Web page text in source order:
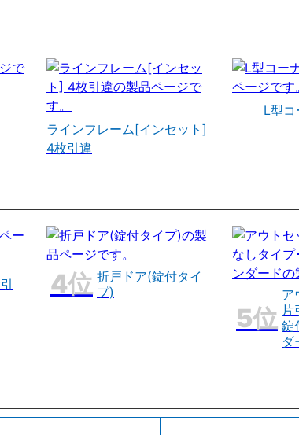
ラインフレーム[インセット]
4枚引違
L型
折戸ドア(錠付タイ
プ)
ア
片
錠
ダ